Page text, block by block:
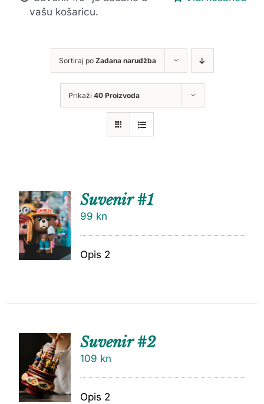
vašu košaricu.
Sortiraj po Zadana narudžba
Prikaži 40 Proizvoda
DODAJ
U
KOŠARI
CU
Suvenir #1
99 kn
Opis 2
DODAJ
U
KOŠARI
CU
Suvenir #2
109 kn
Opis 2